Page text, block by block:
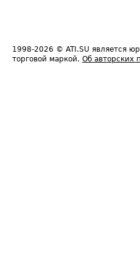
1998-2026 © ATI.SU является
торговой маркой. Об авторских